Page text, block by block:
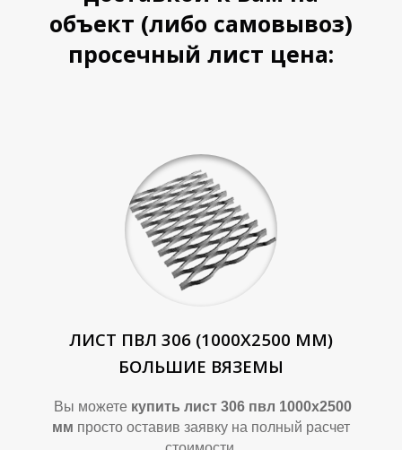
объект (либо самовывоз)
просечный лист цена:
ЛИСТ ПВЛ 306 (1000Х2500 ММ)
БОЛЬШИЕ ВЯЗЕМЫ
Вы можете купить лист 306 пвл 1000х2500
мм просто оставив заявку на полный расчет